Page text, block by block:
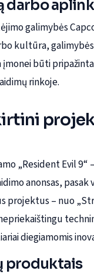
darbo
galimybės
kultūra,
būti
rinkoje.
„Resident Evil 9“
anonsas,
projektus – nuo
diegiamomis
produktais